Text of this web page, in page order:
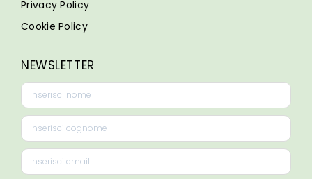
Privacy Policy
Cookie Policy
NEWSLETTER